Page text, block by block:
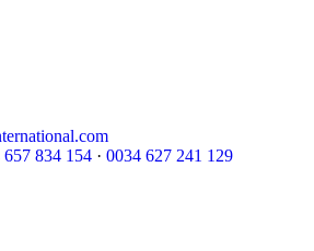
657 834 154 · 0034 627 241 129